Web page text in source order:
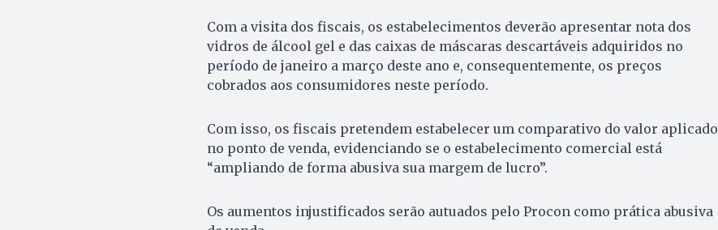
Com a visita dos fiscais, os estabelecimentos deverão apresentar nota dos
vidros de álcool gel e das caixas de máscaras descartáveis adquiridos no
período de janeiro a março deste ano e, consequentemente, os preços
cobrados aos consumidores neste período.
Com isso, os fiscais pretendem estabelecer um comparativo do valor aplicado
no ponto de venda, evidenciando se o estabelecimento comercial está
“ampliando de forma abusiva sua margem de lucro”.
Os aumentos injustificados serão autuados pelo Procon como prática abusiva